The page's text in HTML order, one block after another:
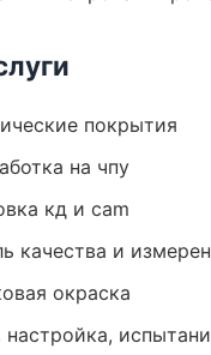
покрытия
на чпу
кд и cam
качества и
окраска
настройка,